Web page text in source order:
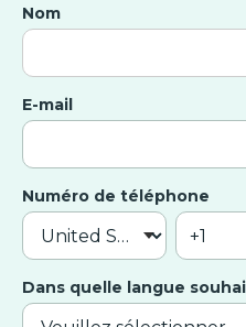
Nom
E-mail
Numéro de téléphone
Dans quelle langue